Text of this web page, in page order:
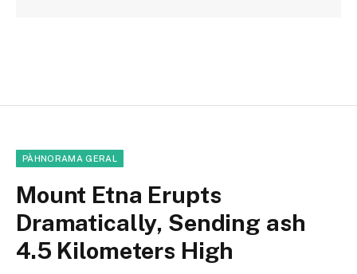
PÀHNORAMA GERAL
Mount Etna Erupts
Dramatically, Sending ash
4.5 Kilometers High